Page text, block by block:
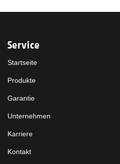
Service
Startseite
Produkte
Garantie
Unternehmen
Karriere
Kontakt